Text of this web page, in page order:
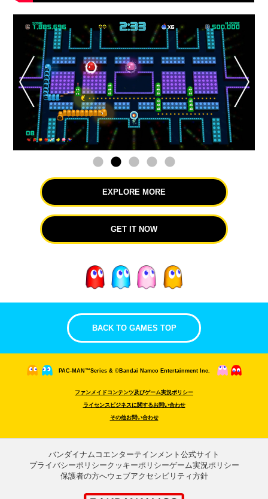
EXPLORE MORE
GET IT NOW
BACK TO GAMES TOP
PAC-MAN™Series & ©Bandai Namco Entertainment Inc.
ファンメイドコンテンツ及びゲーム実況ポリシー
ライセンスビジネスに関するお問い合わせ
その他お問い合わせ
バンダイナムコエンターテインメント公式サイト
プライバシーポリシークッキーポリシーゲーム実況ポリシー
保護者の方へウェブアクセシビリティ方針